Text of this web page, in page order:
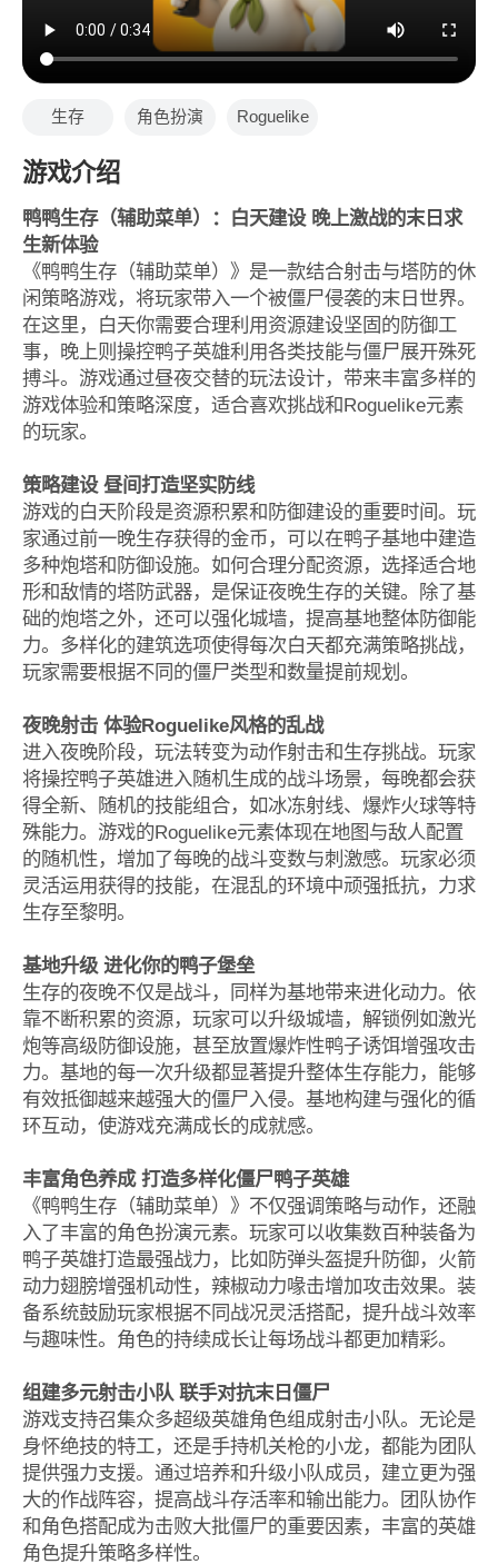
生存 角色扮演 Roguelike
游戏介绍
鸭鸭生存（辅助菜单）：白天建设 晚上激战的末日求
生新体验
《鸭鸭生存（辅助菜单）》是一款结合射击与塔防的休
闲策略游戏，将玩家带入一个被僵尸侵袭的末日世界。
在这里，白天你需要合理利用资源建设坚固的防御工
事，晚上则操控鸭子英雄利用各类技能与僵尸展开殊死
搏斗。游戏通过昼夜交替的玩法设计，带来丰富多样的
游戏体验和策略深度，适合喜欢挑战和Roguelike元素
的玩家。
策略建设 昼间打造坚实防线
游戏的白天阶段是资源积累和防御建设的重要时间。玩
家通过前一晚生存获得的金币，可以在鸭子基地中建造
多种炮塔和防御设施。如何合理分配资源，选择适合地
形和敌情的塔防武器，是保证夜晚生存的关键。除了基
础的炮塔之外，还可以强化城墙，提高基地整体防御能
力。多样化的建筑选项使得每次白天都充满策略挑战，
玩家需要根据不同的僵尸类型和数量提前规划。
夜晚射击 体验Roguelike风格的乱战
进入夜晚阶段，玩法转变为动作射击和生存挑战。玩家
将操控鸭子英雄进入随机生成的战斗场景，每晚都会获
得全新、随机的技能组合，如冰冻射线、爆炸火球等特
殊能力。游戏的Roguelike元素体现在地图与敌人配置
的随机性，增加了每晚的战斗变数与刺激感。玩家必须
灵活运用获得的技能，在混乱的环境中顽强抵抗，力求
生存至黎明。
基地升级 进化你的鸭子堡垒
生存的夜晚不仅是战斗，同样为基地带来进化动力。依
靠不断积累的资源，玩家可以升级城墙，解锁例如激光
炮等高级防御设施，甚至放置爆炸性鸭子诱饵增强攻击
力。基地的每一次升级都显著提升整体生存能力，能够
有效抵御越来越强大的僵尸入侵。基地构建与强化的循
环互动，使游戏充满成长的成就感。
丰富角色养成 打造多样化僵尸鸭子英雄
《鸭鸭生存（辅助菜单）》不仅强调策略与动作，还融
入了丰富的角色扮演元素。玩家可以收集数百种装备为
鸭子英雄打造最强战力，比如防弹头盔提升防御，火箭
动力翅膀增强机动性，辣椒动力喙击增加攻击效果。装
备系统鼓励玩家根据不同战况灵活搭配，提升战斗效率
与趣味性。角色的持续成长让每场战斗都更加精彩。
组建多元射击小队 联手对抗末日僵尸
游戏支持召集众多超级英雄角色组成射击小队。无论是
身怀绝技的特工，还是手持机关枪的小龙，都能为团队
提供强力支援。通过培养和升级小队成员，建立更为强
大的作战阵容，提高战斗存活率和输出能力。团队协作
和角色搭配成为击败大批僵尸的重要因素，丰富的英雄
角色提升策略多样性。